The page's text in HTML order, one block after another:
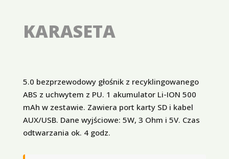
KARASETA
5.0 bezprzewodowy głośnik z recyklingowanego
ABS z uchwytem z PU. 1 akumulator Li-ION 500
mAh w zestawie. Zawiera port karty SD i kabel
AUX/USB. Dane wyjściowe: 5W, 3 Ohm i 5V. Czas
odtwarzania ok. 4 godz.